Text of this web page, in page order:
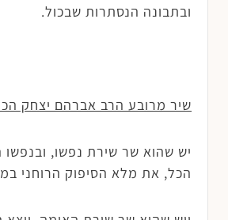
ובתבונה הנסתרות שבכול.
שיר מרובע הרב אברהם יצחק
יש שהוא שר שירת נפשו,
הכל, את מלא הסיפוק הרוחני